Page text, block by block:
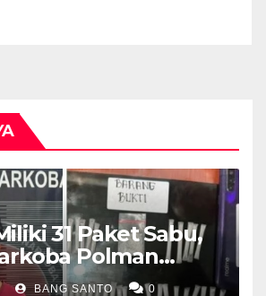
31 Paket Sabu,
Polman
Pria di Matali
BANG SANTO 0